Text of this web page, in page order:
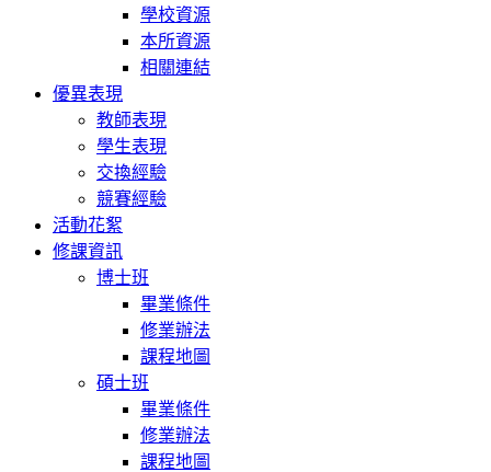
學校資源
本所資源
相關連結
優異表現
教師表現
學生表現
交換經驗
競賽經驗
活動花絮
修課資訊
博士班
畢業條件
修業辦法
課程地圖
碩士班
畢業條件
修業辦法
課程地圖